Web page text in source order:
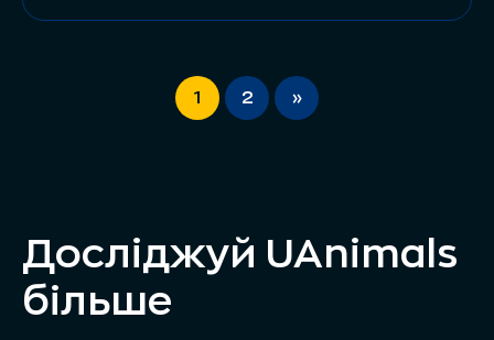
1 2 »
Досліджуй UAnimals
більше